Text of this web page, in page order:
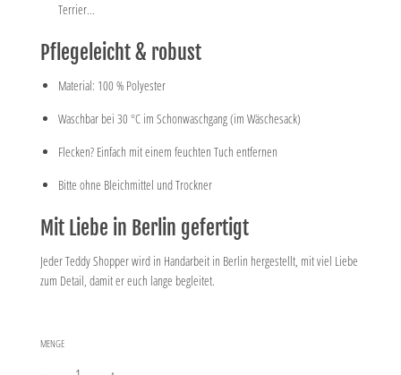
Terrier...
Pflegeleicht & robust
Material: 100 % Polyester
Waschbar bei 30 °C im Schonwaschgang (im Wäschesack)
Flecken? Einfach mit einem feuchten Tuch entfernen
Bitte ohne Bleichmittel und Trockner
Mit Liebe in Berlin gefertigt
Jeder Teddy Shopper wird in Handarbeit in Berlin hergestellt, mit viel Liebe
zum Detail, damit er euch lange begleitet.
MENGE